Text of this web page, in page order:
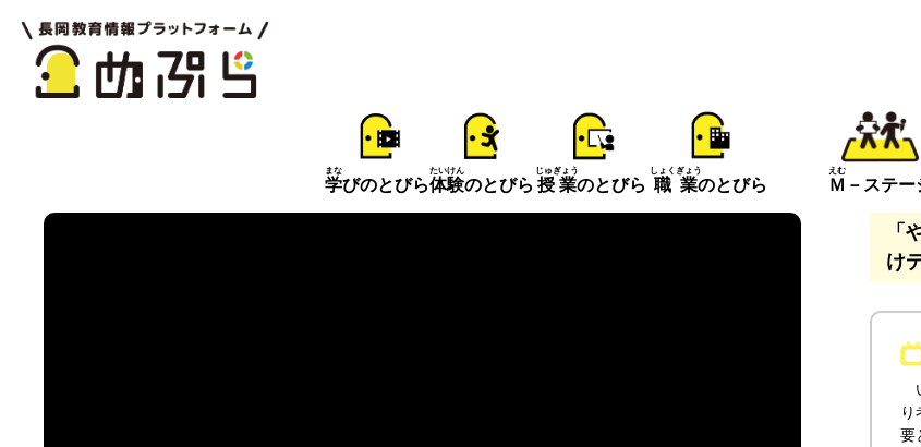
学
まな
びのとびら体験
たいけん
のとびら 授業
じゅぎょう
のとびら 職業
しょくぎょう
のとびら Ｍ
えむ
－ステー
「
け
要